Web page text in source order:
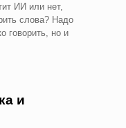
ИИ или нет,
слова? Надо
говорить, но и
и